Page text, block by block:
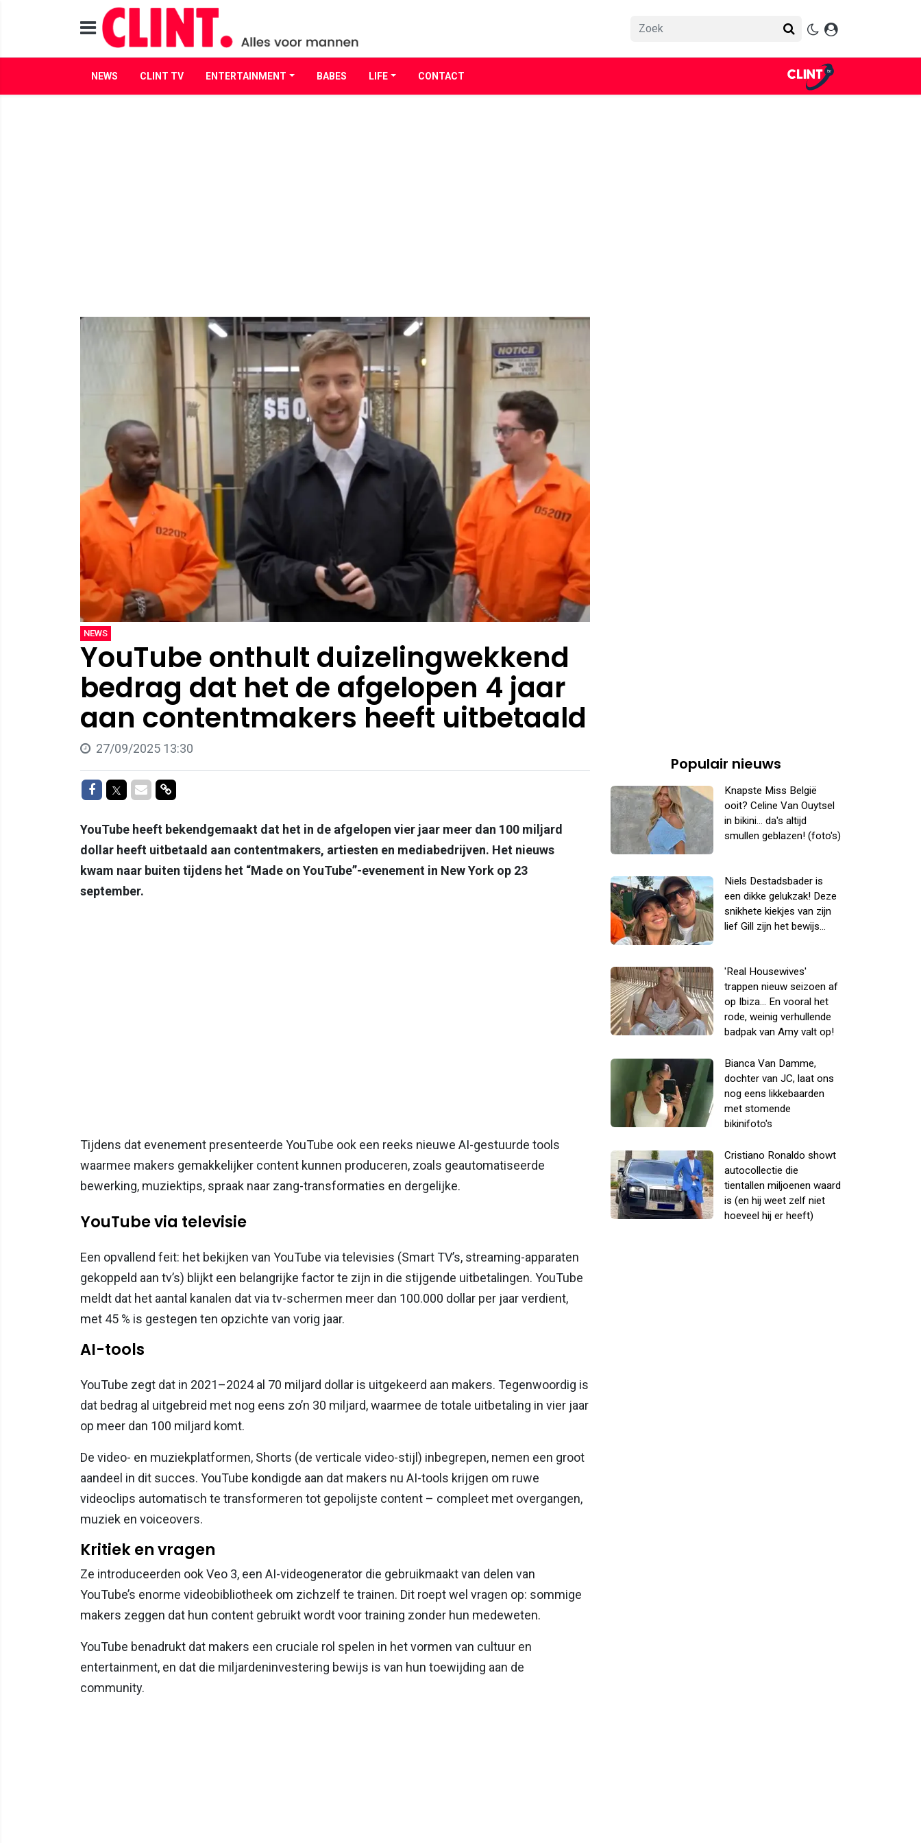
NEWS CLINT TV ENTERTAINMENT BABES LIFE CONTACT
NEWS
YouTube onthult duizelingwekkend
bedrag dat het de afgelopen 4 jaar
aan contentmakers heeft uitbetaald
27/09/2025 13:30
Delen op Facebook
Delen op Twitter
Delen via Mail
Delen via link
YouTube heeft bekendgemaakt dat het in de afgelopen vier jaar meer dan 100 miljard
dollar heeft uitbetaald aan contentmakers, artiesten en mediabedrijven. Het nieuws
kwam naar buiten tijdens het “Made on YouTube”-evenement in New York op 23
september.
Tijdens dat evenement presenteerde YouTube ook een reeks nieuwe AI-gestuurde tools
waarmee makers gemakkelijker content kunnen produceren, zoals geautomatiseerde
bewerking, muziektips, spraak naar zang-transformaties en dergelijke.
YouTube via televisie
Een opvallend feit: het bekijken van YouTube via televisies (Smart TV’s, streaming-apparaten
gekoppeld aan tv’s) blijkt een belangrijke factor te zijn in die stijgende uitbetalingen. YouTube
meldt dat het aantal kanalen dat via tv-schermen meer dan 100.000 dollar per jaar verdient,
met 45 % is gestegen ten opzichte van vorig jaar.
AI-tools
YouTube zegt dat in 2021–2024 al 70 miljard dollar is uitgekeerd aan makers. Tegenwoordig is
dat bedrag al uitgebreid met nog eens zo’n 30 miljard, waarmee de totale uitbetaling in vier jaar
op meer dan 100 miljard komt.
De video- en muziekplatformen, Shorts (de verticale video-stijl) inbegrepen, nemen een groot
aandeel in dit succes. YouTube kondigde aan dat makers nu AI-tools krijgen om ruwe
videoclips automatisch te transformeren tot gepolijste content – compleet met overgangen,
muziek en voiceovers.
Kritiek en vragen
Ze introduceerden ook Veo 3, een AI-videogenerator die gebruikmaakt van delen van
YouTube’s enorme videobibliotheek om zichzelf te trainen. Dit roept wel vragen op: sommige
makers zeggen dat hun content gebruikt wordt voor training zonder hun medeweten.
YouTube benadrukt dat makers een cruciale rol spelen in het vormen van cultuur en
entertainment, en dat die miljardeninvestering bewijs is van hun toewijding aan de
community.
Populair nieuws
Knapste Miss België
ooit? Celine Van Ouytsel
in bikini... da's altijd
smullen geblazen! (foto's)
Niels Destadsbader is
een dikke gelukzak! Deze
snikhete kiekjes van zijn
lief Gill zijn het bewijs...
'Real Housewives'
trappen nieuw seizoen af
op Ibiza... En vooral het
rode, weinig verhullende
badpak van Amy valt op!
Bianca Van Damme,
dochter van JC, laat ons
nog eens likkebaarden
met stomende
bikinifoto's
Cristiano Ronaldo showt
autocollectie die
tientallen miljoenen waard
is (en hij weet zelf niet
hoeveel hij er heeft)